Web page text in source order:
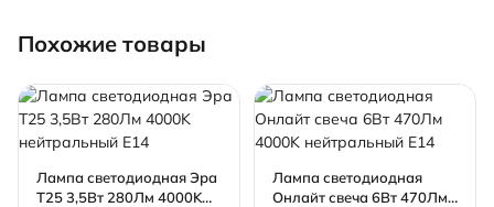
Похожие товары
Лампа светодиодная Эра
T25 3,5Вт 280Лм 4000K
Лампа светодиодная
Онлайт свеча 6Вт 470Лм